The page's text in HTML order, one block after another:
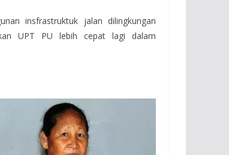
insfrastruktuk jalan dilingkungan
UPT PU lebih cepat lagi dalam